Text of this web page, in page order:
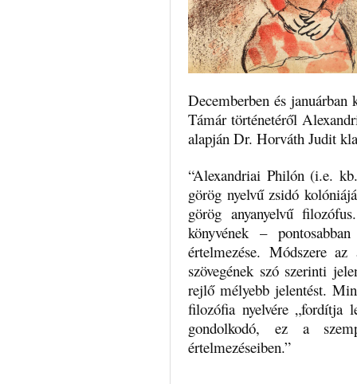
Decemberben és
Támár történetéről
alapján Dr. Horváth Judit
“Alexandriai Philón (i.e.
görög nyelvű zsidó
görög anyanyelvű
könyvének –
értelmezése. Módszere
szövegének szó szerinti
rejlő mélyebb jelentést.
filozófia nyelvére „fordítja
gondolkodó, ez a
értelmezéseiben.”